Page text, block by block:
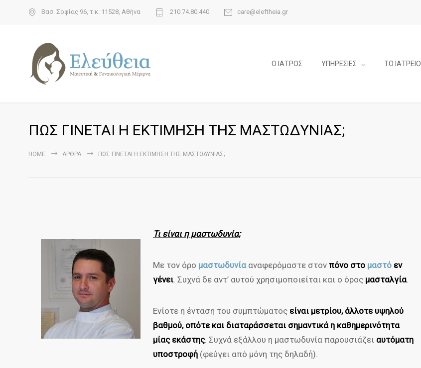
Βασ. Σοφίας 96, τ.κ. 11528, Αθήνα 210.74.80.440 care@eleftheia.gr
Ο ΙΑΤΡΟΣ ΥΠΗΡΕΣΙΕΣ ΤΟ ΙΑΤΡΕΙΟ
ΠΩΣ ΓΙΝΕΤΑΙ Η ΕΚΤΙΜΗΣΗ ΤΗΣ ΜΑΣΤΩΔΥΝΙΑΣ;
HOME ΆΡΘΡΑ ΠΩΣ ΓΙΝΕΤΑΙ Η ΕΚΤΙΜΗΣΗ ΤΗΣ ΜΑΣΤΩΔΥΝΙΑΣ;
Τι είναι η μαστωδυνία;
Με τον όρο μαστωδυνία αναφερόμαστε στον πόνο στο μαστό εν
γένει. Συχνά δε αντ’ αυτού χρησιμοποιείται και ο όρος μασταλγία.
Ενίοτε η ένταση του συμπτώματος είναι μετρίου, άλλοτε υψηλού
βαθμού, οπότε και διαταράσσεται σημαντικά η καθημερινότητα
μίας εκάστης. Συχνά εξάλλου η μαστωδυνία παρουσιάζει αυτόματη
υποστροφή (φεύγει από μόνη της δηλαδή).